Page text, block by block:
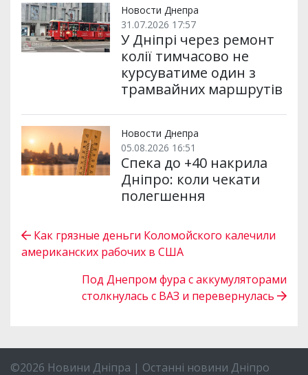
Новости Днепра
31.07.2026 17:57
У Дніпрі через ремонт
колії тимчасово не
курсуватиме один з
трамвайних маршрутів
Новости Днепра
05.08.2026 16:51
Спека до +40 накрила
Дніпро: коли чекати
полегшення
Как грязные деньги Коломойского калечили
американских рабочих в США
Под Днепром фура с аккумуляторами
столкнулась с ВАЗ и перевернулась
©2026 Новини Дніпра | Останні новини Дніпро